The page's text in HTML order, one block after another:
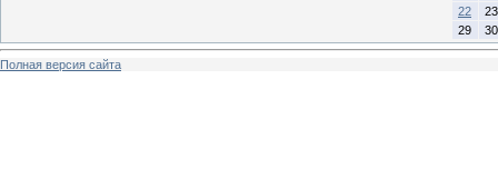
22
23
29
30
Полная версия сайта